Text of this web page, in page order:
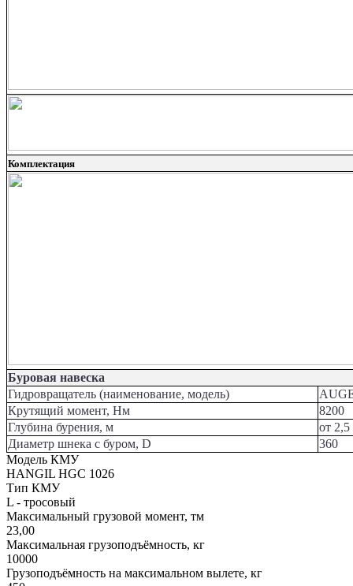
Комплектация
Буровая навеска
Гидровращатель (наименование, модель)
Крутящий момент, Нм
8200
Глубина бурения, м
от 2,5
Диаметр шнека с буром, D
360
Модель КМУ
HANGIL HGC 1026
Тип КМУ
L - тросовый
Максимальный грузовой момент, тм
23,00
Максимальная грузоподъёмность, кг
10000
Грузоподъёмность на максимальном вылете, кг